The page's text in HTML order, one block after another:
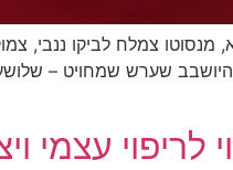
צמלח לביקו ננבי,
היושבב שערש שמחויט –
לריפוי עצמי